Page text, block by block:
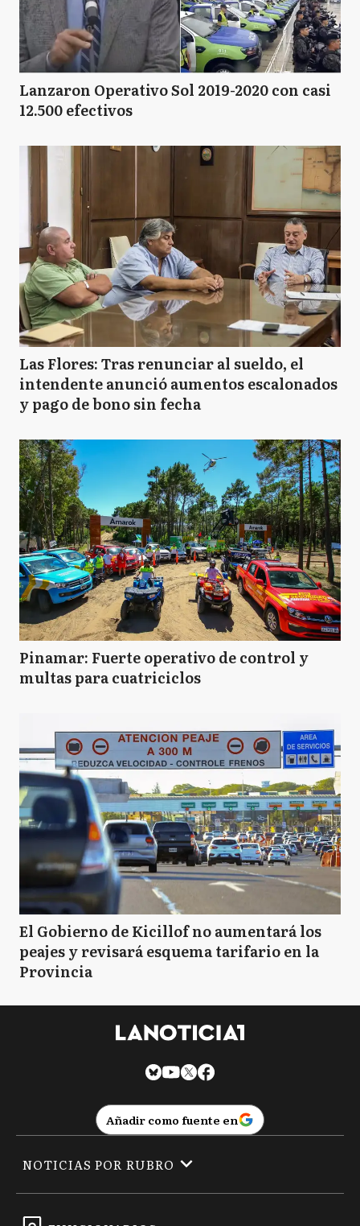
Lanzaron Operativo Sol 2019-2020 con casi
12.500 efectivos
Las Flores: Tras renunciar al sueldo, el
intendente anunció aumentos escalonados
y pago de bono sin fecha
Pinamar: Fuerte operativo de control y
multas para cuatriciclos
El Gobierno de Kicillof no aumentará los
peajes y revisará esquema tarifario en la
Provincia
Añadir como fuente en
NOTICIAS POR RUBRO